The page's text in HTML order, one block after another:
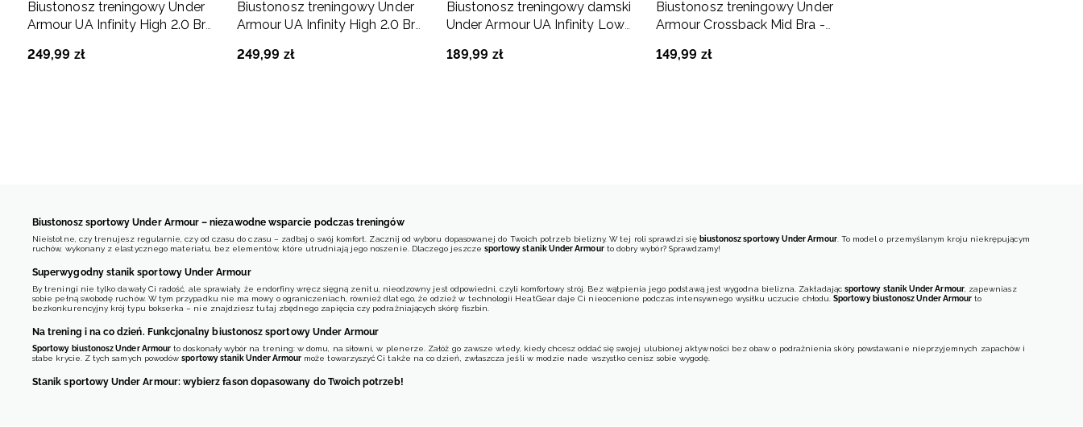
Biustonosz treningowy Under
Armour UA Infinity High 2.0 Bra
249,99 zł
Biustonosz treningowy Under
Armour UA Infinity High 2.0 Bra
249,99 zł
Biustonosz treningowy damski
Under Armour UA Infinity Low
189,99 zł
Biustonosz treningowy Under
Armour Crossback Mid Bra -
149,99 zł
Biustonosz sportowy Under Armour – niezawodne wsparcie podczas treningów
Nieistotne, czy trenujesz regularnie, czy od czasu do czasu – zadbaj o swój komfort. Zacznij od wyboru dopasowanej do Twoich potrzeb bielizny. W tej roli sprawdzi się biustonosz sportowy Under Armour. To model o przemyślanym kroju niekrępującym
ruchów, wykonany z elastycznego materiału, bez elementów, które utrudniają jego noszenie. Dlaczego jeszcze sportowy stanik Under Armourto dobry wybór? Sprawdzamy!
Superwygodny stanik sportowy Under Armour
By treningi nie tylko dawały Ci radość, ale sprawiały, że endorfiny wręcz sięgną zenitu, nieodzowny jest odpowiedni, czyli komfortowy strój. Bez wątpienia jego podstawą jest wygodna bielizna. Zakładając sportowy stanik Under Armour, zapewniasz
sobie pełną swobodę ruchów. W tym przypadku nie ma mowy o ograniczeniach, również dlatego, że odzież w technologii HeatGear daje Ci nieocenione podczas intensywnego wysiłku uczucie chłodu.Sportowy biustonosz Under Armour to
bezkonkurencyjny krój typu bokserka – nie znajdziesz tutaj zbędnego zapięcia czy podrażniających skórę fiszbin.
Na trening i na co dzień. Funkcjonalny biustonosz sportowy Under Armour
Sportowy biustonosz Under Armour to doskonały wybór na trening: w domu, na siłowni, w plenerze. Załóż go zawsze wtedy, kiedy chcesz oddać się swojej ulubionej aktywności bez obaw o podrażnienia skóry, powstawanie nieprzyjemnych zapachów i
słabe krycie. Z tych samych powodówsportowy stanik Under Armour może towarzyszyć Ci także na co dzień, zwłaszcza jeśli w modzie nade wszystko cenisz sobie wygodę.
Stanik sportowy Under Armour: wybierz fason dopasowany do Twoich potrzeb!